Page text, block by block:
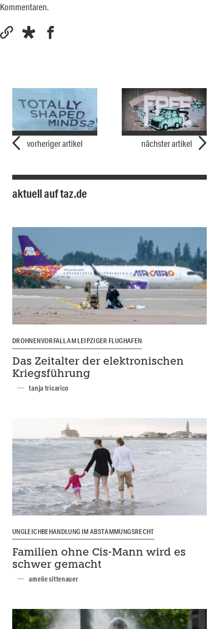
Kommentaren.
vorheriger artikel nächster artikel
aktuell auf taz.de
DROHNENVORFALL AM LEIPZIGER FLUGHAFEN
Das Zeitalter der elektronischen
Kriegsführung
tanja tricarico
UNGLEICHBEHANDLUNG IM ABSTAMMUNGSRECHT
Familien ohne Cis-Mann wird es
schwer gemacht
amelie sittenauer